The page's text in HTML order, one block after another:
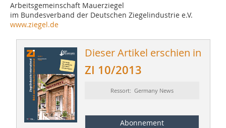
Arbeitsgemeinschaft Mauerziegel
im Bundesverband der Deutschen Ziegelindustrie e.V.
www.ziegel.de
Dieser Artikel erschien in
ZI 10/2013
Ressort: Germany News
Abonnement